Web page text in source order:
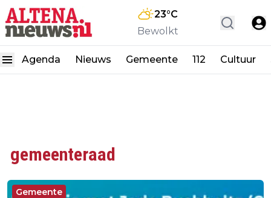
23°C
Bewolkt
Agenda Nieuws Gemeente 112 Cultuur
gemeenteraad
Gemeente